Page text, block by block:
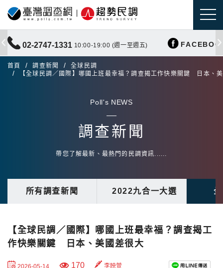
02-2747-1331 10:00-19:00 (週一至週五)
首頁 調查新聞
全球民調
【全球民調／國際】哪國上班最幸福？調查揭工作快樂關鍵 日本、
Poll's NEWS
調查新聞
帶您了解最新、最熱門的民調資訊......
所有調查新聞 2022九合一大選
【全球民調／國際】哪國上班最幸福？調查揭工
作快樂關鍵 日本、美國差很大
2026-05-14 170 李映萱